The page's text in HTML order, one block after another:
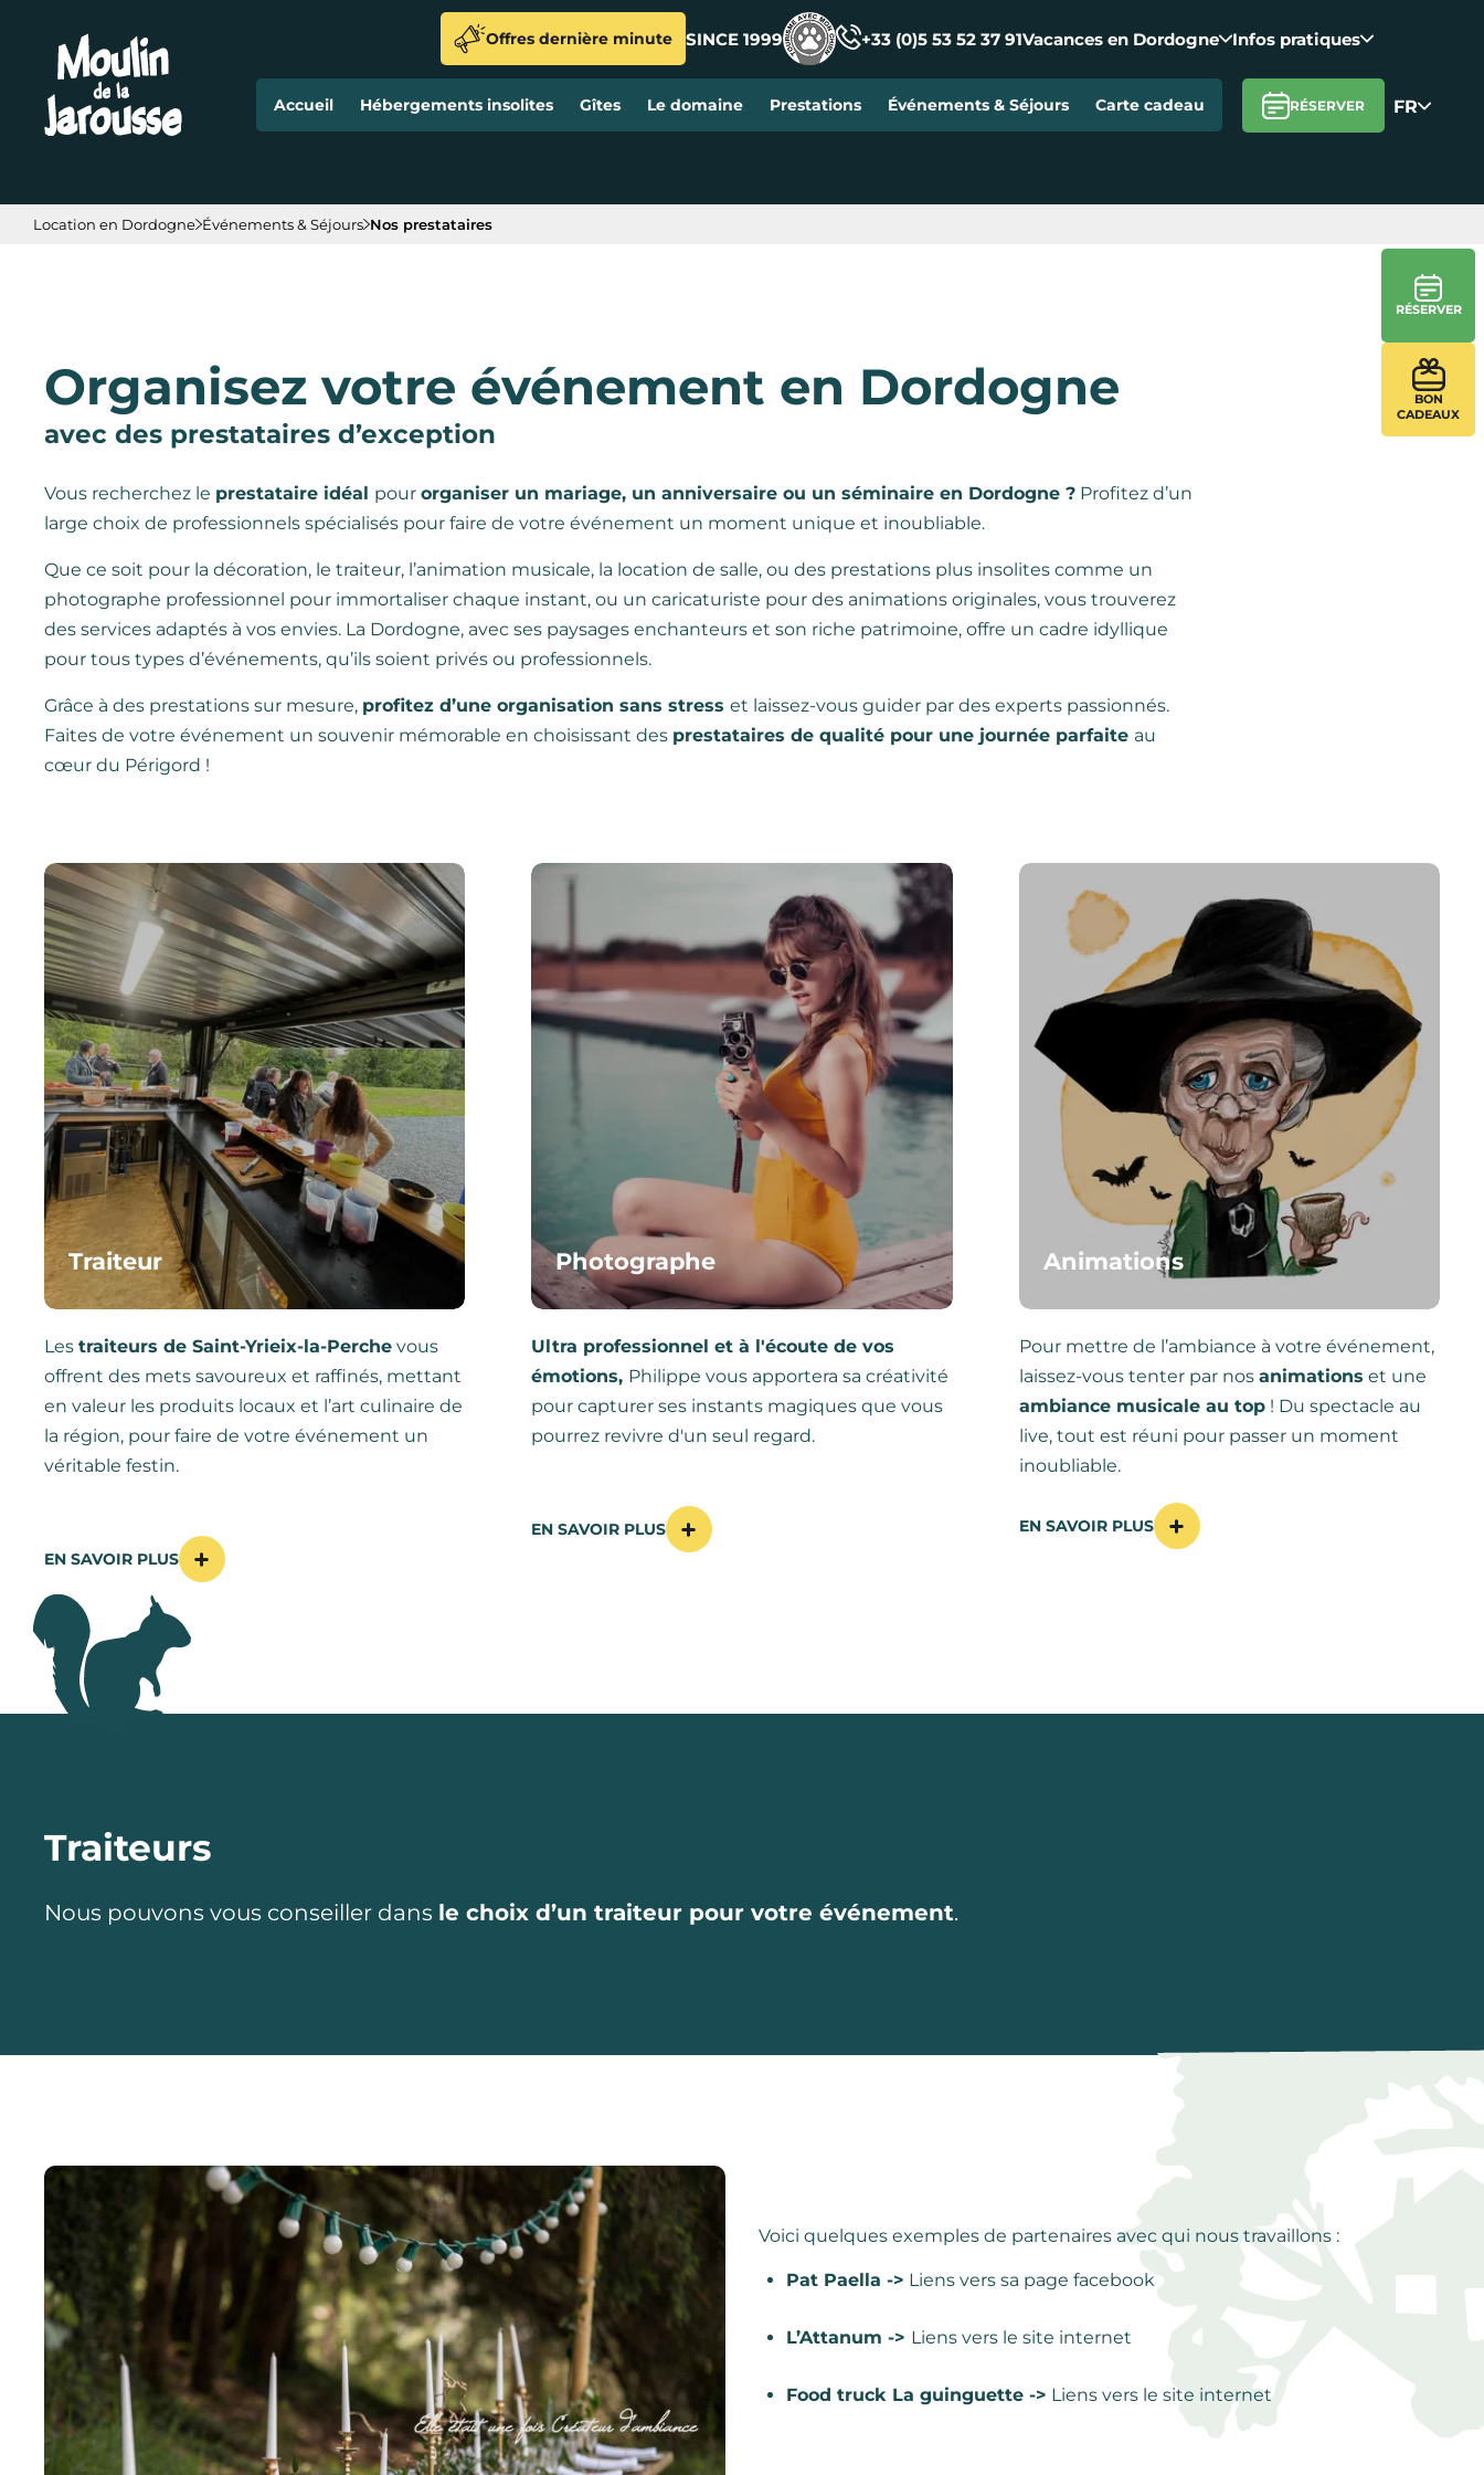
Offres dernière minute SINCE 1999 +33 (0)5 53 52 37 91Vacances en Dordogne Infos pratiques
Accueil Hébergements insolites Gîtes Le domaine Prestations Événements & Séjours Carte cadeau RÉSERVER FR
Location en Dordogne Événements & Séjours Nos prestataires
RÉSERVER
BON
CADEAUX
Organisez votre événement en Dordogne
avec des prestataires d’exception
Vous recherchez le prestataire idéal pour organiser un mariage, un anniversaire ou un séminaire en Dordogne ? Profitez d’un
large choix de professionnels spécialisés pour faire de votre événement un moment unique et inoubliable.
Que ce soit pour la décoration, le traiteur, l’animation musicale, la location de salle, ou des prestations plus insolites comme un
photographe professionnel pour immortaliser chaque instant, ou un caricaturiste pour des animations originales, vous trouverez
des services adaptés à vos envies. La Dordogne, avec ses paysages enchanteurs et son riche patrimoine, offre un cadre idyllique
pour tous types d’événements, qu’ils soient privés ou professionnels.
Grâce à des prestations sur mesure, profitez d’une organisation sans stress et laissez-vous guider par des experts passionnés.
Faites de votre événement un souvenir mémorable en choisissant des prestataires de qualité pour une journée parfaite au
cœur du Périgord !
Traiteur
Les traiteurs de Saint-Yrieix-la-Perche vous
offrent des mets savoureux et raffinés, mettant
en valeur les produits locaux et l’art culinaire de
la région, pour faire de votre événement un
véritable festin.
EN SAVOIR PLUS
Photographe
Ultra professionnel et à l'écoute de vos
émotions, Philippe vous apportera sa créativité
pour capturer ses instants magiques que vous
pourrez revivre d'un seul regard.
EN SAVOIR PLUS
Animations
Pour mettre de l’ambiance à votre événement,
laissez-vous tenter par nos animations et une
ambiance musicale au top! Du spectacle au
live, tout est réuni pour passer un moment
inoubliable.
EN SAVOIR PLUS
Traiteurs
Nous pouvons vous conseiller dans le choix d’un traiteur pour votre événement.
Voici quelques exemples de partenaires avec qui nous travaillons :
Pat Paella -> Liens vers sa page facebook
L’Attanum -> Liens vers le site internet
Food truck La guinguette -> Liens vers le site internet